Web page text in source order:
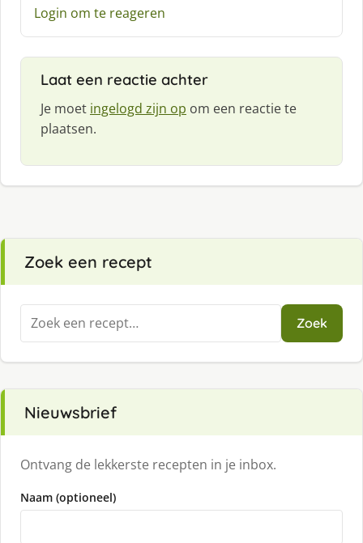
e
:
Login om te reageren
Laat een reactie achter
Je moet ingelogd zijn op om een reactie te
plaatsen.
Zoek een recept
Zoeken
naar:
Zoek
Nieuwsbrief
Ontvang de lekkerste recepten in je inbox.
Naam (optioneel)